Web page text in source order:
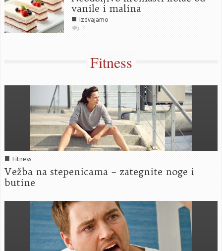
vanile i malina
■ Izdvajamo
3
Fitness
■ Fitness
Vežba na stepenicama – zategnite noge i
butine